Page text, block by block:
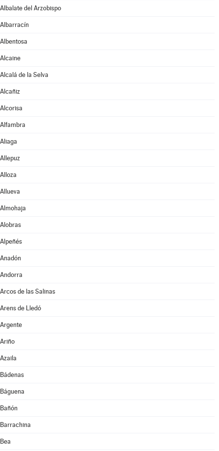
Albalate del Arzobispo
Albarracín
Albentosa
Alcaine
Alcalá de la Selva
Alcañiz
Alcorisa
Alfambra
Aliaga
Allepuz
Alloza
Allueva
Almohaja
Alobras
Alpeñés
Anadón
Andorra
Arcos de las Salinas
Arens de Lledó
Argente
Ariño
Azaila
Bádenas
Báguena
Bañón
Barrachina
Bea